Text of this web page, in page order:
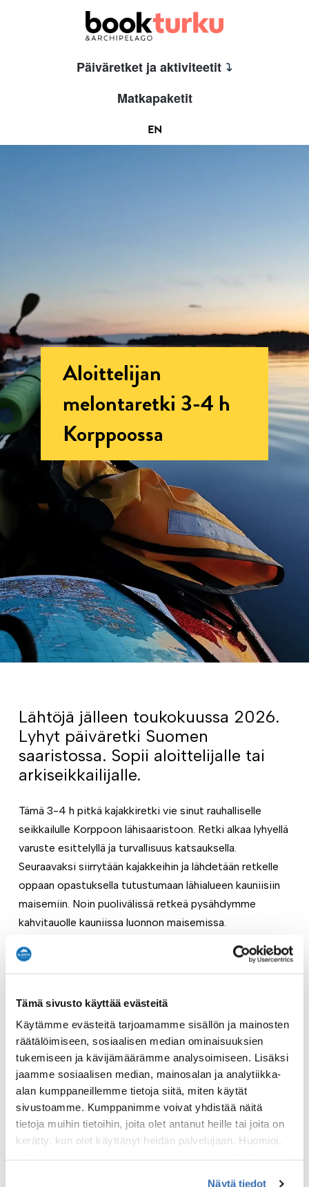
Tämä sivusto käyttää evästeitä
Käytämme evästeitä tarjoamamme sisällön ja mainosten
räätälöimiseen, sosiaalisen median ominaisuuksien
tukemiseen ja kävijämäärämme analysoimiseen. Lisäksi
jaamme sosiaalisen median, mainosalan ja analytiikka-
alan kumppaneillemme tietoja siitä, miten käytät
sivustoamme. Kumppanimme voivat yhdistää näitä
tietoja muihin tietoihin, joita olet antanut heille tai joita on
kerätty, kun olet käyttänyt heidän palvelujaan. Huomioi,
Näytä tiedot
Päiväretket ja aktiviteetit
Matkapaketit
EN
Aloittelijan
melontaretki 3-4 h
Korppoossa
Lähtöjä jälleen toukokuussa 2026.
Lyhyt päiväretki Suomen
saaristossa. Sopii aloittelijalle tai
arkiseikkailijalle.
Tämä 3-4 h pitkä kajakkiretki vie sinut rauhalliselle
seikkailulle Korppoon lähisaaristoon. Retki alkaa lyhyellä
varuste esittelyllä ja turvallisuus katsauksella.
Seuraavaksi siirrytään kajakkeihin ja lähdetään retkelle
oppaan opastuksella tutustumaan lähialueen kauniisiin
maisemiin. Noin puolivälissä retkeä pysähdymme
kahvitauolle kauniissa luonnon maisemissa.
Mitä sisältyy?
Paikallinen opas
Kartta
Huomioitavaa:
Retki sopii kaikille, joilla on keskimääräinen tai hyvä
fyysinen kunto.
Tarkista tuotekohtaiset ehdot ja käyttöehdot.
pankkimaksuna tai Visa, Visa Electron – tai